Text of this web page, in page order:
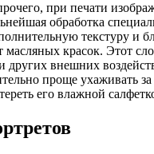
при печати
обработка
текстуру и
масляных красок. Этот
других внешних
проще ухаживать
его влажной